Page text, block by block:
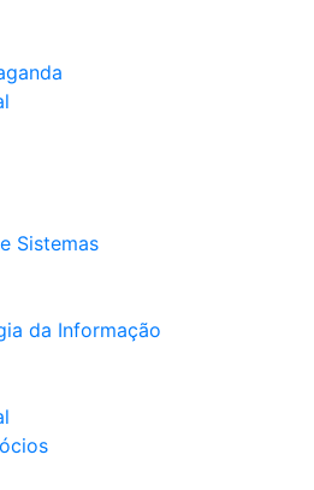
Sistemas
da Informação